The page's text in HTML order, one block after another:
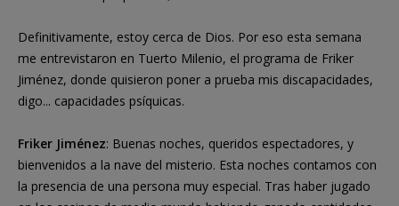
Definitivamente, estoy cerca de Dios. Por eso esta semana
me entrevistaron en Tuerto Milenio, el programa de Friker
Jiménez, donde quisieron poner a prueba mis discapacidades,
digo... capacidades psíquicas.
Friker Jiménez: Buenas noches, queridos espectadores, y
bienvenidos a la nave del misterio. Esta noches contamos con
la presencia de una persona muy especial. Tras haber jugado